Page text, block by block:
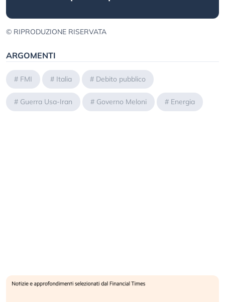
© RIPRODUZIONE RISERVATA
ARGOMENTI
# FMI # Italia # Debito pubblico
# Guerra Usa-Iran # Governo Meloni # Energia